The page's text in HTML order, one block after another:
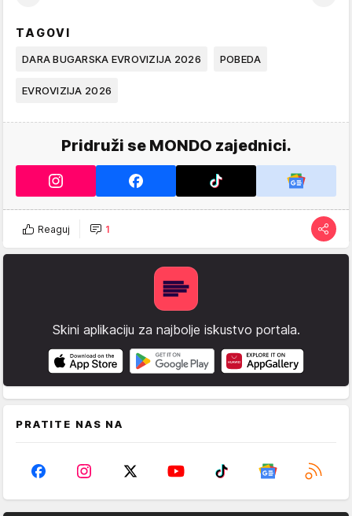
TAGOVI
DARA BUGARSKA EVROVIZIJA 2026 POBEDA
EVROVIZIJA 2026
Pridruži se MONDO zajednici.
Reaguj 1
Skini aplikaciju za najbolje iskustvo portala.
PRATITE NAS NA